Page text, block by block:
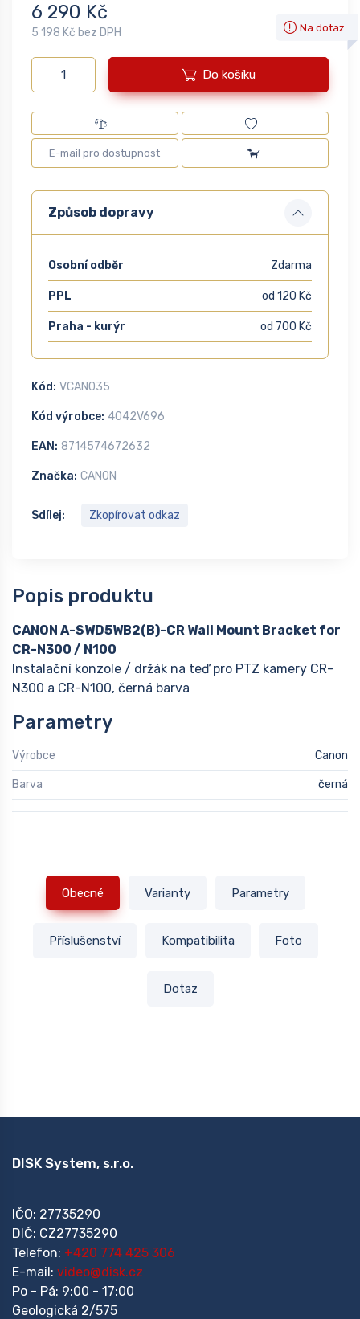
6 290 Kč
5 198 Kč bez DPH Na dotaz
Do košíku
Způsob dopravy
Osobní odběr Zdarma
PPL od 120 Kč
Praha - kurýr od 700 Kč
Kód: VCAN035
Kód výrobce: 4042V696
EAN: 8714574672632
Značka: CANON
Sdílej: Zkopírovat odkaz
Popis produktu
CANON A-SWD5WB2(B)-CR Wall Mount Bracket for
CR-N300 / N100
Instalační konzole / držák na teď pro PTZ kamery CR-
N300 a CR-N100, černá barva
Parametry
Výrobce Canon
Barva černá
Obecné Varianty Parametry
Příslušenství Kompatibilita Foto
Dotaz
DISK System, s.r.o.
IČO: 27735290
DIČ: CZ27735290
Telefon: +420 774 425 306
E-mail: video@disk.cz
Po - Pá: 9:00 - 17:00
Geologická 2/575